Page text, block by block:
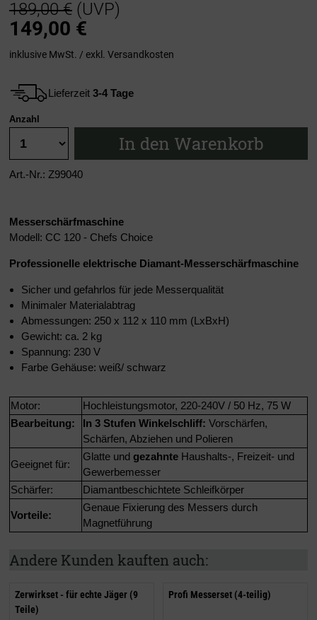
189,00 € (UVP)
149,00 €
inklusive MwSt. / exkl. Versandkosten
Lieferzeit 3-4 Tage
Anzahl
In den Warenkorb
Art.-Nr.: Z99040
Messerschärfmaschine
Modell: CC 120 - Chefs Choice
Professionelle elektrische Diamant-Messerschärfmaschine
Sicher und gefahrlos für jede Messerqualität
Minimaler Materialabtrag
Abmessungen: 250 x 112 x 110 mm (LxBxH)
Gewicht: ca. 2 kg
Spannung: 230 V
Farbe Gehäuse: weiß/ schwarz
Motor:
Hochleistungsmotor, 220-240V / 50 Hz, 75 W
Bearbeitung:
In 3 Stufen Winkelschliff: Vorschärfen,
Schärfen, Abziehen und Polieren
Geeignet für:
Glatte und gezahnte Haushalts-, Freizeit- und
Gewerbemesser
Schärfer:
Diamantbeschichtete Schleifkörper
Vorteile:
Genaue Fixierung des Messers durch
Magnetführung
Andere Kunden kauften auch:
Zerwirkset - für echte Jäger (9
Teile)
Profi Messerset (4-teilig)